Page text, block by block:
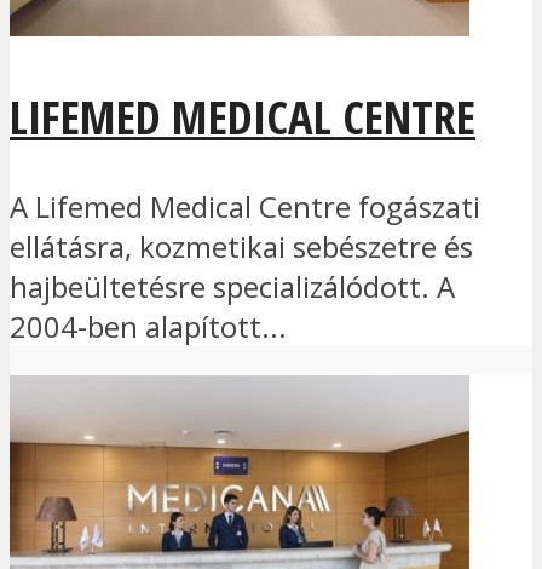
LIFEMED MEDICAL CENTRE
A Lifemed Medical Centre fogászati
ellátásra, kozmetikai sebészetre és
hajbeültetésre specializálódott. A
2004-ben alapított...